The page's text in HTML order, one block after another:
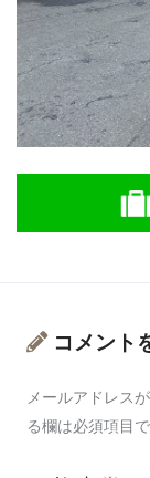
コメント
メールアドレス
る欄は必須項目